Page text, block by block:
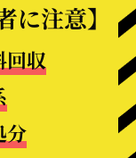
に注意】
回収
分